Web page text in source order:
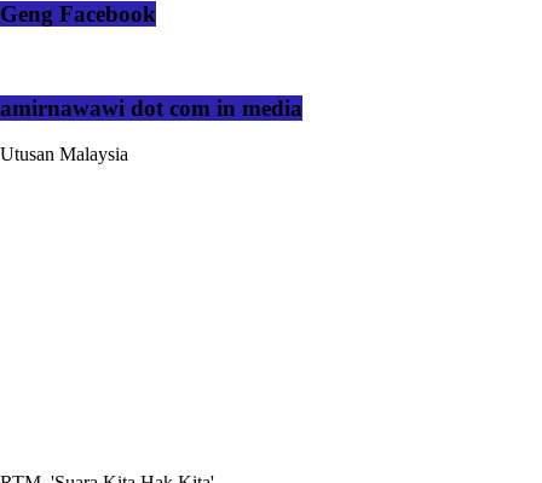
Geng Facebook
amirnawawi dot com in media
Utusan Malaysia